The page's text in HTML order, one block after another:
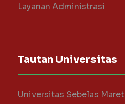
Layanan Administrasi
Tautan Universitas
Universitas Sebelas Maret